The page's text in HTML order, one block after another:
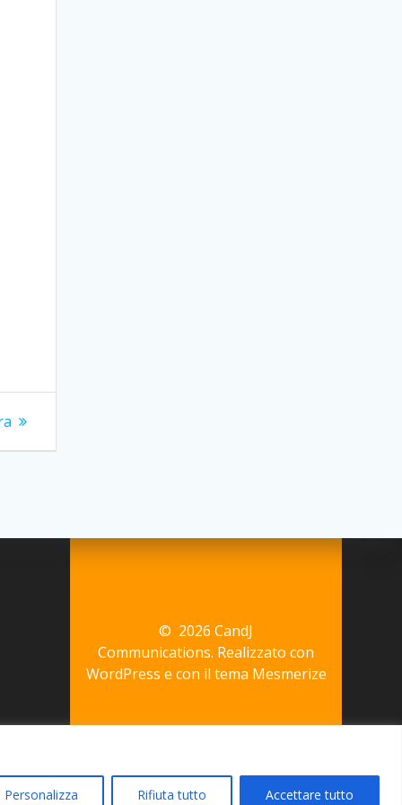
Personalizza Rifiuta tutto Accettare tutto
© 2026 CandJ
Communications. Realizzato con
WordPress e con il tema Mesmerize